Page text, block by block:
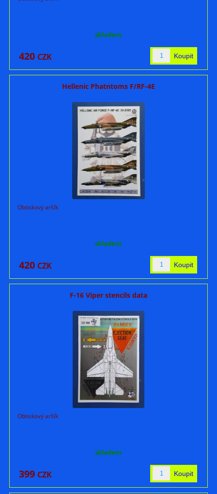
skladem
420 CZK
Hellenic Phatntoms F/RF-4E
Obtiskový aršík
skladem
420 CZK
F-16 Viper stencils data
Obtiskový aršík
skladem
399 CZK